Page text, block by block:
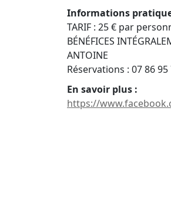
Informations
TARIF : 25 € par
BÉNÉFICES
ANTOINE
Réservations : 07 86 95
En savoir plus :
https://